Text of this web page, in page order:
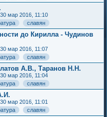
30 мар 2016, 11:10
славян
до Кирилла - Чудинов
30 мар 2016, 11:07
славян
А.В., Таранов Н.Н.
30 мар 2016, 11:04
славян
30 мар 2016, 11:01
славян